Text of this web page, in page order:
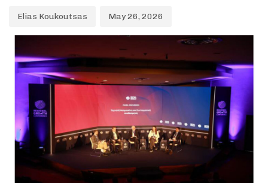
Elias Koukoutsas May 26, 2026